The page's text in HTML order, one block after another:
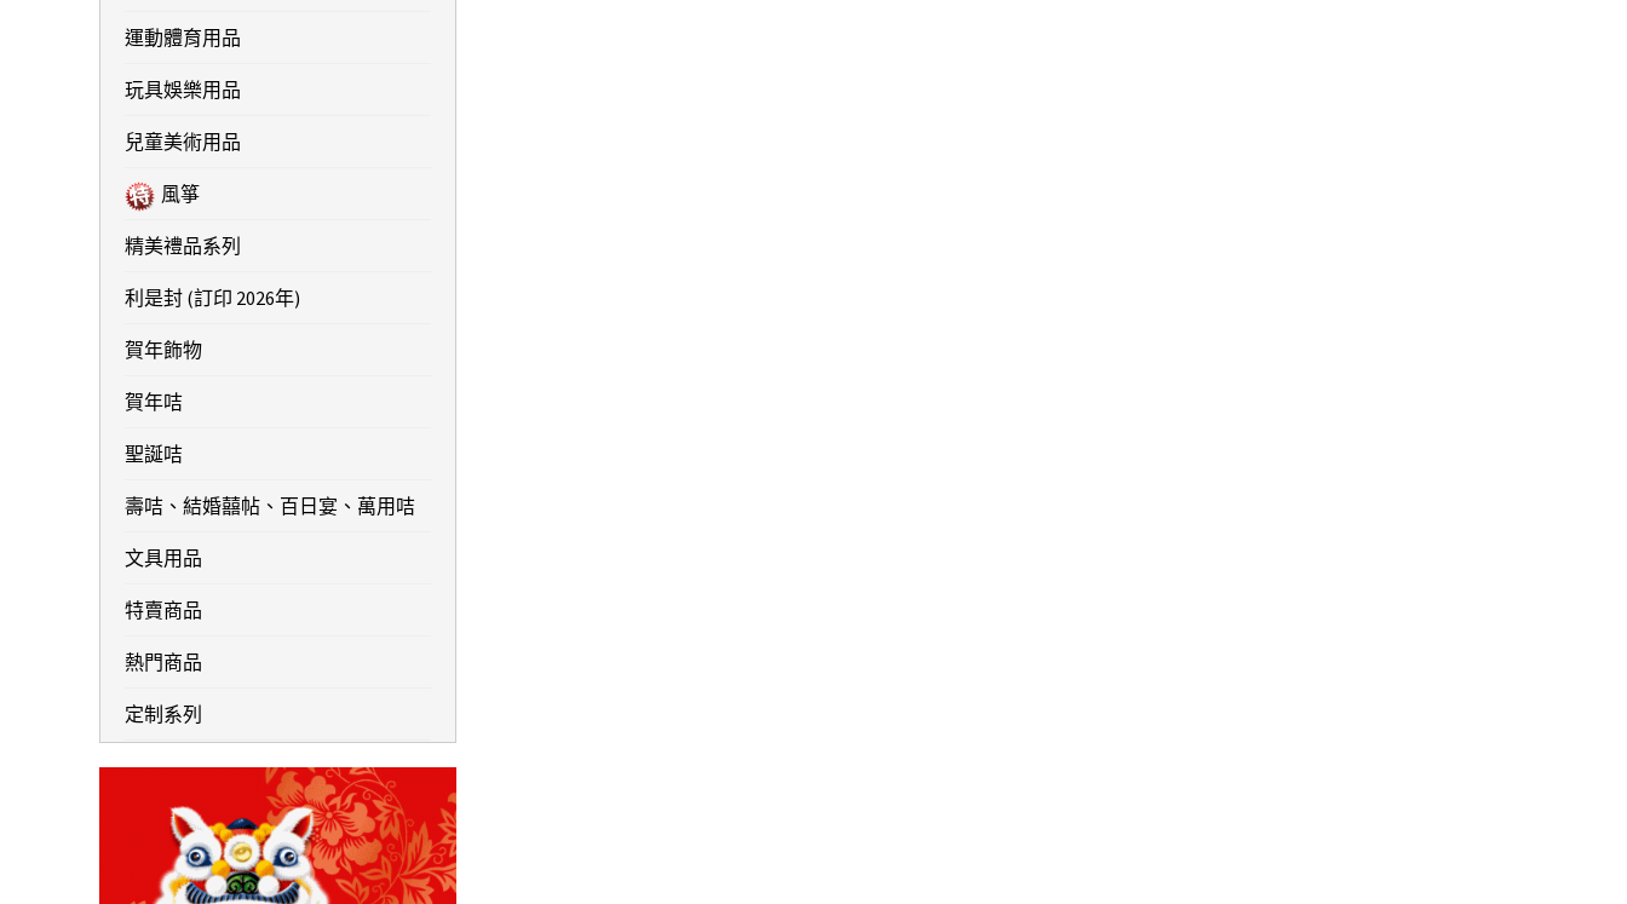
運動體育用品
玩具娛樂用品
兒童美術用品
風箏
精美禮品系列
利是封 (訂印 2026年)
賀年飾物
賀年咭
聖誕咭
壽咭、結婚囍帖、百日宴、萬用咭
文具用品
特賣商品
熱門商品
定制系列